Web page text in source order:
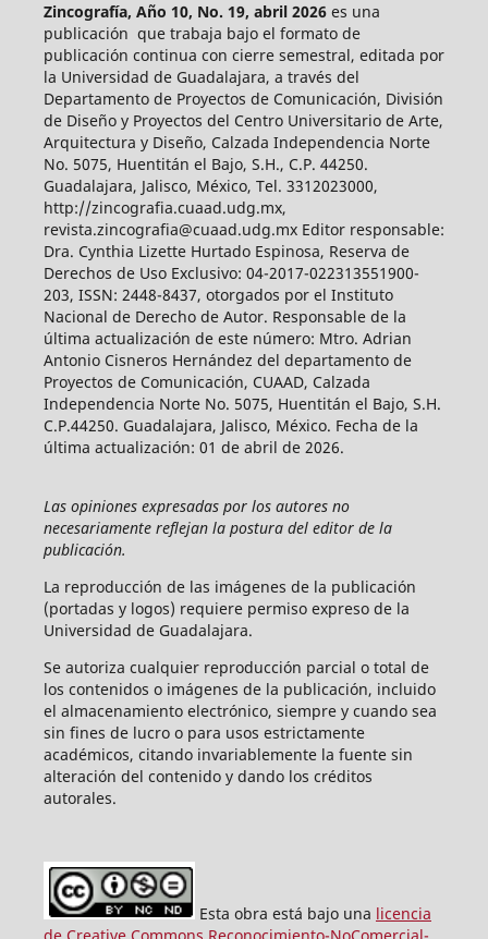
Zincografía, Año 10, No. 19, abril 2026es una
publicación que trabaja bajo el formato de
publicación continua con cierre semestral, editada por
la Universidad de Guadalajara, a través del
Departamento de Proyectos de Comunicación, División
de Diseño y Proyectos del Centro Universitario de Arte,
Arquitectura y Diseño, Calzada Independencia Norte
No. 5075, Huentitán el Bajo, S.H., C.P. 44250.
Guadalajara, Jalisco, México, Tel. 3312023000,
http://zincografia.cuaad.udg.mx,
revista.zincografia@cuaad.udg.mx Editor responsable:
Dra. Cynthia Lizette Hurtado Espinosa, Reserva de
Derechos de Uso Exclusivo: 04-2017-022313551900-
203, ISSN: 2448-8437, otorgados por el Instituto
Nacional de Derecho de Autor. Responsable de la
última actualización de este número: Mtro. Adrian
Antonio Cisneros Hernández del departamento de
Proyectos de Comunicación, CUAAD, Calzada
Independencia Norte No. 5075, Huentitán el Bajo, S.H.
C.P.44250. Guadalajara, Jalisco, México. Fecha de la
última actualización: 01 de abril de 2026.
Las opiniones expresadas por los autores no
necesariamente reflejan la postura del editor de la
publicación.
La reproducción de las imágenes de la publicación
(portadas y logos) requiere permiso expreso de la
Universidad de Guadalajara.
Se autoriza cualquier reproducción parcial o total de
los contenidos o imágenes de la publicación, incluido
el almacenamiento electrónico, siempre y cuando sea
sin fines de lucro o para usos estrictamente
académicos, citando invariablemente la fuente sin
alteración del contenido y dando los créditos
autorales.
Esta obra está bajo una licencia